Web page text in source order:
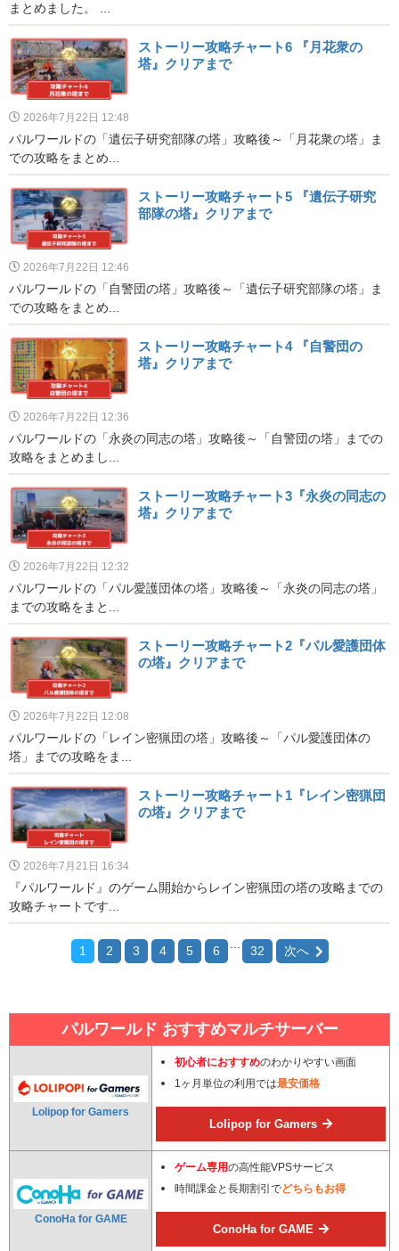
まとめました。 ...
ストーリー攻略チャート6 『月花衆の
塔』クリアまで
2026年7月22日 12:48
パルワールドの「遺伝子研究部隊の塔」攻略後～「月花衆の塔」ま
での攻略をまとめ...
ストーリー攻略チャート5 『遺伝子研究
部隊の塔』クリアまで
2026年7月22日 12:46
パルワールドの「自警団の塔」攻略後～「遺伝子研究部隊の塔」ま
での攻略をまとめ...
ストーリー攻略チャート4 『自警団の
塔』クリアまで
2026年7月22日 12:36
パルワールドの「永炎の同志の塔」攻略後～「自警団の塔」までの
攻略をまとめまし...
ストーリー攻略チャート3『永炎の同志の
塔』クリアまで
2026年7月22日 12:32
パルワールドの「パル愛護団体の塔」攻略後～「永炎の同志の塔」
までの攻略をまと...
ストーリー攻略チャート2『パル愛護団体
の塔』クリアまで
2026年7月22日 12:08
パルワールドの「レイン密猟団の塔」攻略後～「パル愛護団体の
塔」までの攻略をま...
ストーリー攻略チャート1『レイン密猟団
の塔』クリアまで
2026年7月21日 16:34
『パルワールド』のゲーム開始からレイン密猟団の塔の攻略までの
攻略チャートです...
1 2 3 4 5 6 32 次へ
パルワールド おすすめマルチサーバー
Lolipop for Gamers
初心者におすすめのわかりやすい画面
1ヶ月単位の利用では最安価格
Lolipop for Gamers
ConoHa for GAME
ゲーム専用の高性能VPSサービス
時間課金と長期割引でどちらもお得
ConoHa for GAME